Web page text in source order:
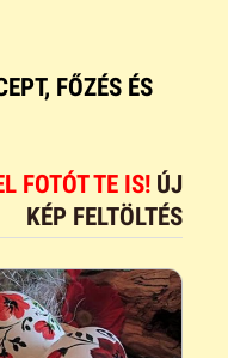
FŐZÉS ÉS
FOTÓT TE IS! ÚJ
KÉP FELTÖLTÉS